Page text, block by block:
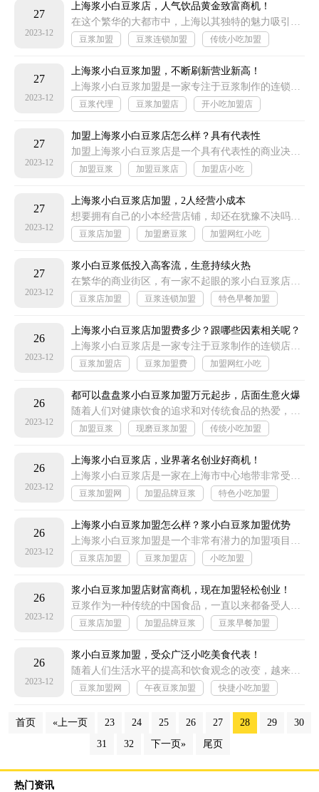
27
2023-12
上海浆小白豆浆店，人气饮品黄金致富商机！
在这个繁华的大都市中，上海以其独特的魅力吸引着无数人的目光。在这座城市的角落里，隐藏着一间名为“浆小白”的豆浆店
豆浆加盟 豆浆连锁加盟
传统小吃加盟
27
2023-12
上海浆小白豆浆加盟，不断刷新营业新高！
上海浆小白豆浆加盟是一家专注于豆浆制作的连锁店，以其独特的产品和优质的服务赢得了广大消费者的喜爱
豆浆代理 豆浆加盟店
开小吃加盟店
27
2023-12
加盟上海浆小白豆浆店怎么样？具有代表性
加盟上海浆小白豆浆店是一个具有代表性的商业决策，它提供了一个独特的商业机会，具有诸多优势和潜在商机
加盟豆浆 加盟豆浆店
加盟店小吃
27
2023-12
上海浆小白豆浆店加盟，2人经营小成本
想要拥有自己的小本经营店铺，却还在犹豫不决吗？浆小白豆浆店加盟项目，为您打开了一扇通往成功的大门。这是一项投资小、风险低、回报稳定的创业选择
豆浆店加盟 加盟磨豆浆
加盟网红小吃
27
2023-12
浆小白豆浆低投入高客流，生意持续火热
在繁华的商业街区，有一家不起眼的浆小白豆浆店，却凭借着低投入、高客流的经营模式，生意持续火热。这家店以其独特的口味和优质的服务
豆浆店加盟 豆浆连锁加盟
特色早餐加盟
26
2023-12
上海浆小白豆浆店加盟费多少？跟哪些因素相关呢？
上海浆小白豆浆店是一家专注于豆浆制作的连锁店，以其独特的制作工艺和口感受到了广大消费者的喜爱。对于想要加盟上海浆小白豆浆店的创业者来说
豆浆加盟店 豆浆加盟费
加盟网红小吃
26
2023-12
都可以盘盘浆小白豆浆加盟万元起步，店面生意火爆
随着人们对健康饮食的追求和对传统食品的热爱，豆浆作为一种传统的健康饮品，受到了越来越多人的喜爱。而盘盘浆小白豆浆作为一家专注于豆浆制作的连锁品牌
加盟豆浆 现磨豆浆加盟
传统小吃加盟
26
2023-12
上海浆小白豆浆店，业界著名创业好商机！
上海浆小白豆浆店是一家在上海市中心地带非常受欢迎的连锁豆浆店。它以新鲜、健康、美味的豆浆和豆制品而闻名，吸引了大量的顾客
豆浆加盟网 加盟品牌豆浆
特色小吃加盟
26
2023-12
上海浆小白豆浆加盟怎么样？浆小白豆浆加盟优势
上海浆小白豆浆加盟是一个非常有潜力的加盟项目，它以浆小白豆浆为主打产品，以其独特的口感和健康的特点受到了广大消费者的喜爱
豆浆店加盟 豆浆加盟店
小吃加盟
26
2023-12
浆小白豆浆加盟店财富商机，现在加盟轻松创业！
豆浆作为一种传统的中国食品，一直以来都备受人们的喜爱。而随着人们对健康饮食的追求和对传统食品的重新认识，豆浆市场也逐渐兴起
豆浆店加盟 加盟品牌豆浆
豆浆早餐加盟
26
2023-12
浆小白豆浆加盟，受众广泛小吃美食代表！
随着人们生活水平的提高和饮食观念的改变，越来越多的人开始注重健康饮食。而作为一种传统的中国美食，豆浆因其营养丰富、口感独特而备受青睐
豆浆加盟网 午夜豆浆加盟
快捷小吃加盟
首页 «上一页 23 24 25 26 27 28 29
30
31
32 下一页» 尾页
热门资讯